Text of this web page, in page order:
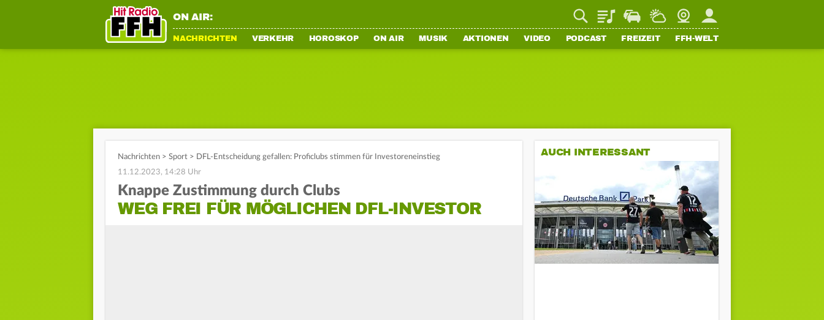
ON AIR: PlaylistStaupilotWetterWebcamMein FFH
NACHRICHTEN VERKEHR HOROSKOP ON AIR MUSIK AKTIONEN VIDEO PODCAST FREIZEIT FFH-WELT
Nachrichten > Sport > DFL-Entscheidung gefallen: Proficlubs stimmen für Investoreneinstieg
11.12.2023, 14:28 Uhr
Knappe Zustimmung durch Clubs
WEG FREI FÜR MÖGLICHEN DFL-INVESTOR
AUCH INTERESSANT